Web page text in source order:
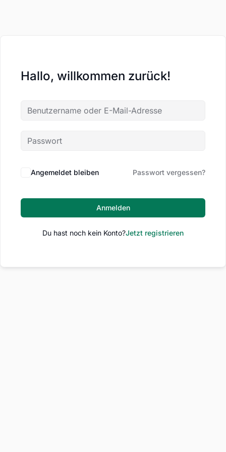
Hallo, willkommen zurück!
Angemeldet bleiben Passwort vergessen?
Anmelden
Du hast noch kein Konto?Jetzt registrieren